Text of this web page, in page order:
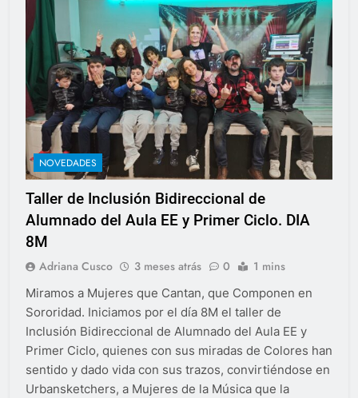
NOVEDADES
Taller de Inclusión Bidireccional de
Alumnado del Aula EE y Primer Ciclo. DIA
8M
Adriana Cusco 3 meses atrás 0 1 mins
Miramos a Mujeres que Cantan, que Componen en
Sororidad. Iniciamos por el día 8M el taller de
Inclusión Bidireccional de Alumnado del Aula EE y
Primer Ciclo, quienes con sus miradas de Colores han
sentido y dado vida con sus trazos, convirtiéndose en
Urbansketchers, a Mujeres de la Música que la